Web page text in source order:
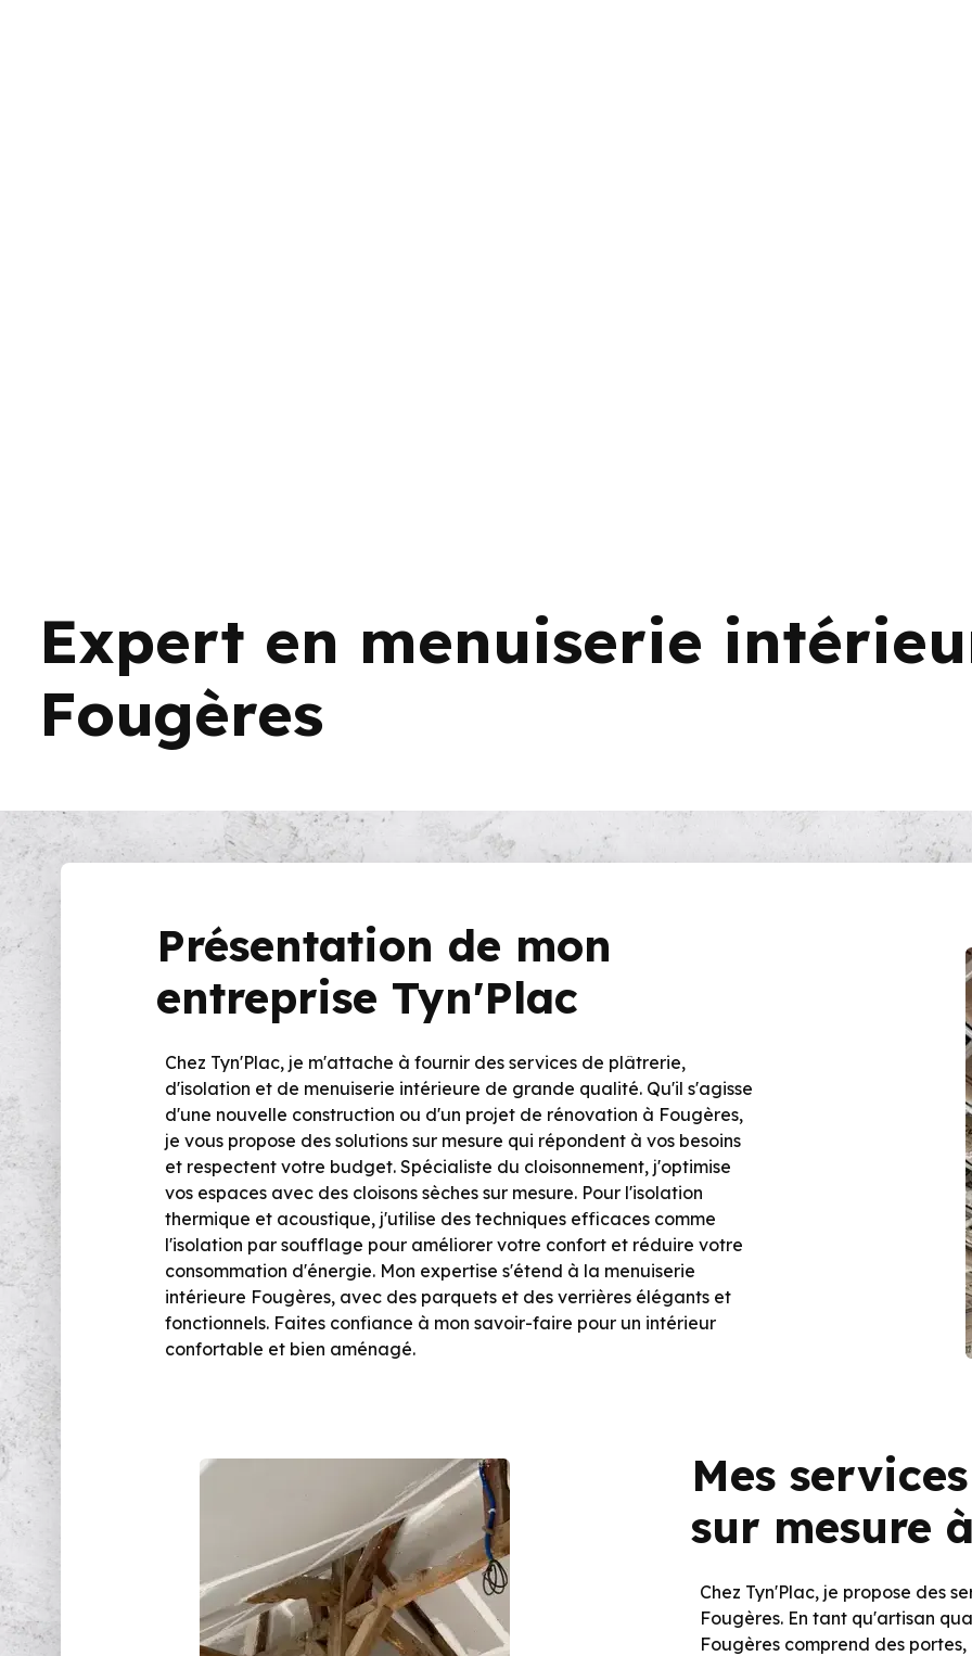
Expert en menuiserie
Fougères
Présentation de mon
entreprise Tyn'Plac
Chez Tyn'Plac, je m'attache à fournir des services de plâtrerie,
d'isolation et de menuiserie intérieure de grande qualité. Qu'il s'agisse
d'une nouvelle construction ou d'un projet de rénovation à Fougères,
je vous propose des solutions sur mesure qui répondent à vos besoins
et respectent votre budget. Spécialiste du cloisonnement, j'optimise
vos espaces avec des cloisons sèches sur mesure. Pour l'isolation
thermique et acoustique, j'utilise des techniques efficaces comme
l'isolation par soufflage pour améliorer votre confort et réduire votre
consommation d'énergie. Mon expertise s'étend à la menuiserie
intérieure Fougères, avec des parquets et des verrières élégants et
fonctionnels. Faites confiance à mon savoir-faire pour un intérieur
confortable et bien aménagé.
Mes
sur mesure
Chez Tyn'Plac, je propose des
Fougères. En tant qu'artisan
Fougères comprend des